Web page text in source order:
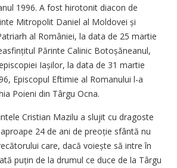
1996. A fost hirotonit diacon de
Mitropolit Daniel al Moldovei și
al României, la data de 25 martie
Părinte Calinic Botoșănea­nul,
Iașilor, la data de 31 martie
Episcopul Eftimie al Romanului l-a
Poieni din Târgu Ocna.
Cris­tian Mazilu a slujit cu dragoste
24 de ani de preoție sfântă nu
care, dacă voiește să intre în
puțin de la drumul ce duce de la Târgu